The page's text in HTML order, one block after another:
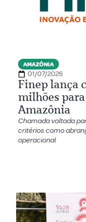
AMAZÔNIA
01/07/2026
Finep lança
milhões
Amazônia
Chamada voltada
critérios como
operacional